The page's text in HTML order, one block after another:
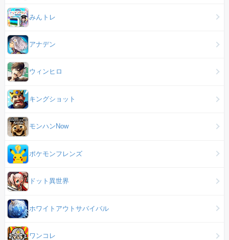
みんトレ
アナデン
ウィンヒロ
キングショット
モンハンNow
ポケモンフレンズ
ドット異世界
ホワイトアウトサバイバル
ワンコレ